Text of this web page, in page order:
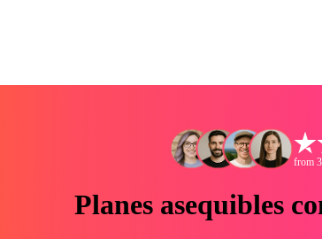
from
Planes asequibles